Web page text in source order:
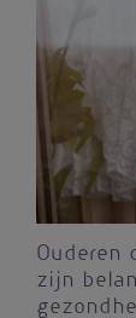
Ouderen
zijn